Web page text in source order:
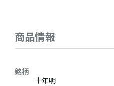
商品情報
銘柄
十年明